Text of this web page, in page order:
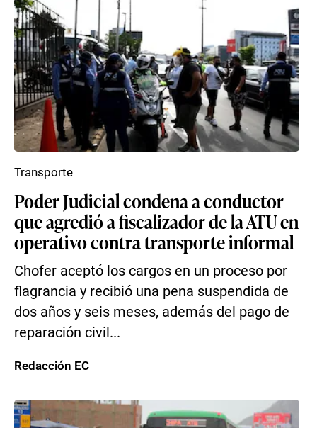
Poder Judicial condena a conductor
que agredió a fiscalizador de la ATU en
operativo contra transporte informal
Chofer aceptó los cargos en un proceso por
flagrancia y recibió una pena suspendida de
dos años y seis meses, además del pago de
reparación civil...
Transporte
Redacción EC